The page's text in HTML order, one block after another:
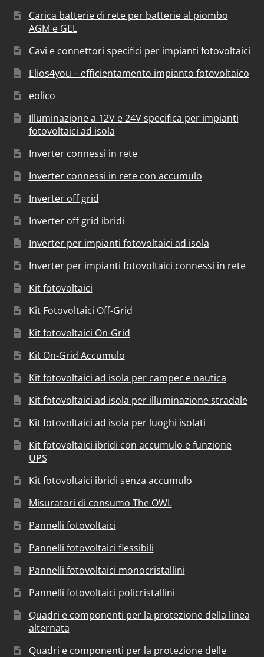
Carica batterie di rete per batterie al piombo
AGM e GEL
Cavi e connettori specifici per impianti fotovoltaici
Elios4you – efficientamento impianto fotovoltaico
eolico
Illuminazione a 12V e 24V specifica per impianti
fotovoltaici ad isola
Inverter connessi in rete
Inverter connessi in rete con accumulo
Inverter off grid
Inverter off grid ibridi
Inverter per impianti fotovoltaici ad isola
Inverter per impianti fotovoltaici connessi in rete
Kit fotovoltaici
Kit Fotovoltaici Off-Grid
Kit fotovoltaici On-Grid
Kit On-Grid Accumulo
Kit fotovoltaici ad isola per camper e nautica
Kit fotovoltaici ad isola per illuminazione stradale
Kit fotovoltaici ad isola per luoghi isolati
Kit fotovoltaici ibridi con accumulo e funzione
UPS
Kit fotovoltaici ibridi senza accumulo
Misuratori di consumo The OWL
Pannelli fotovoltaici
Pannelli fotovoltaici flessibili
Pannelli fotovoltaici monocristallini
Pannelli fotovoltaici policristallini
Quadri e componenti per la protezione della linea
alternata
Quadri e componenti per la protezione delle